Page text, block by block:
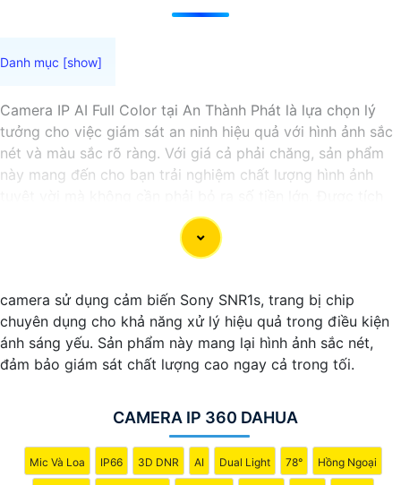
Camera IP AI Full Color tại An Thành Phát là lựa chọn lý
tưởng cho việc giám sát an ninh hiệu quả với hình ảnh sắc
nét và màu sắc rõ ràng. Với giá cả phải chăng, sản phẩm
này mang đến cho bạn trải nghiệm chất lượng hình ảnh
hợp công nghệ trí tuệ nhân tạo (AI), camera này giúp nhận
diện chính xác các chi tiết trong hình ảnh mà không cần
ánh sáng hồng ngoại, giúp tiết kiệm năng lượng và có độ
an toàn.
camera sử dụng cảm biến Sony SNR1s, trang bị chip
chuyên dụng cho khả năng xử lý hiệu quả trong điều kiện
ánh sáng yếu. Sản phẩm này mang lại hình ảnh sắc nét,
đảm bảo giám sát chất lượng cao ngay cả trong tối.
CAMERA IP 360 DAHUA
Mic Và Loa IP66 3D DNR AI Dual Light 78° Hồng Ngoại